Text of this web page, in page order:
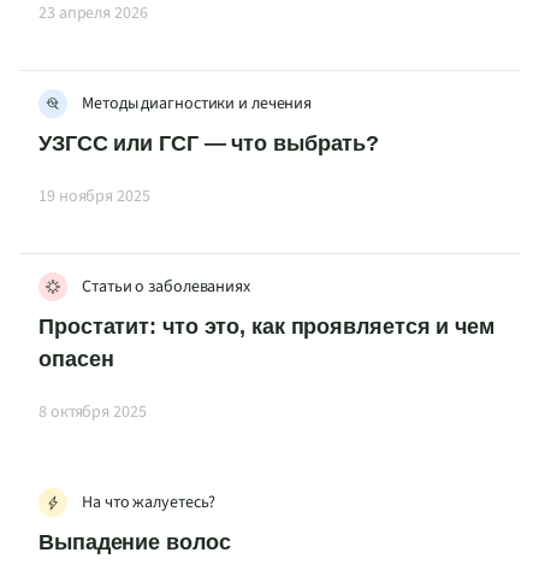
23 апреля 2026
Методы диагностики и лечения
УЗГСС или ГСГ — что выбрать?
19 ноября 2025
Статьи о заболеваниях
Простатит: что это, как проявляется и чем
опасен
8 октября 2025
На что жалуетесь?
Выпадение волос